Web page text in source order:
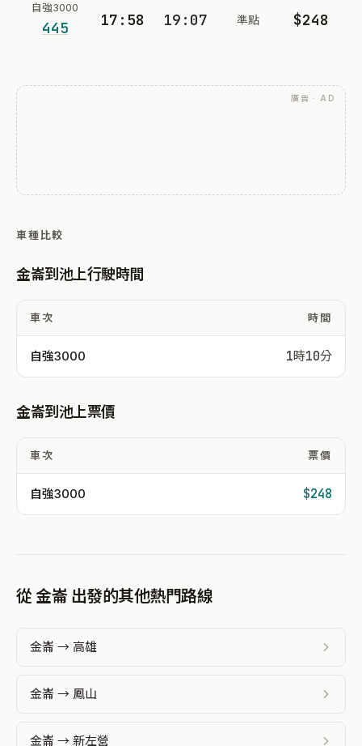
自強3000
445 17:58 19:07 準點 $248
廣告 · AD
車種比較
金崙到池上行駛時間
車次 時間
自強3000 1時10分
金崙到池上票價
車次 票價
自強3000 $248
從 金崙 出發的其他熱門路線
金崙 → 高雄
金崙 → 鳳山
金崙 → 新左營